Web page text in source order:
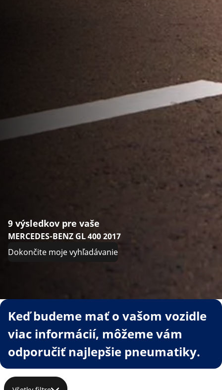
9 výsledkov pre vaše
MERCEDES-BENZ GL 400 2017
Dokončite moje vyhľadávanie
Keď budeme mať o vašom vozidle
viac informácií, môžeme vám
odporučiť najlepšie pneumatiky.